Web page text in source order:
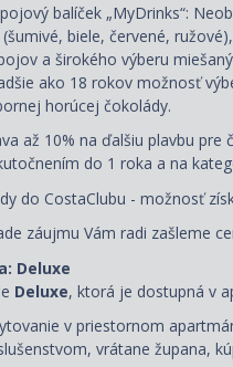
balíček „MyDrinks“:
biele, červené,
a širokého výberu
ako 18 rokov možnosť
horúcej čokolády.
až 10% na ďalšiu plavbu pre
do 1 roka a na
do CostaClubu - možnosť
záujmu Vám radi zašleme
Deluxe
Deluxe, ktorá je dostupná v
v priestornom
vrátane župana,